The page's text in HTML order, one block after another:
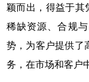
颖而出，得益于其
稀缺资源、合规
势，为客户提供了
务，在市场和客户